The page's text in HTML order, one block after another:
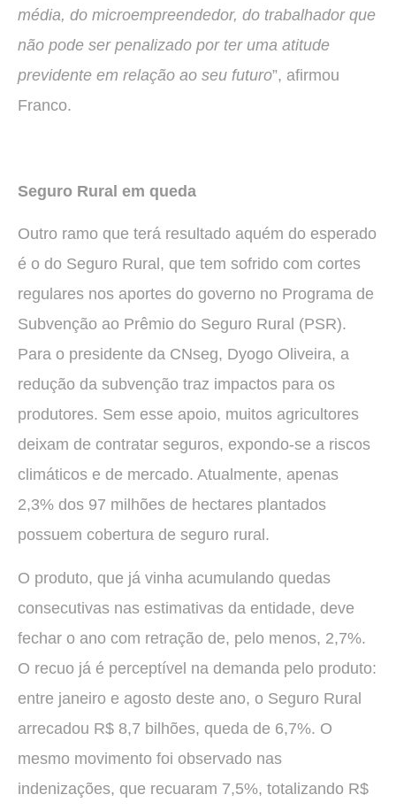
média, do microempreendedor, do trabalhador que
não pode ser penalizado por ter uma atitude
previdente em relação ao seu futuro”, afirmou
Franco.
Seguro Rural em queda
Outro ramo que terá resultado aquém do esperado
é o do Seguro Rural, que tem sofrido com cortes
regulares nos aportes do governo no Programa de
Subvenção ao Prêmio do Seguro Rural (PSR).
Para o presidente da CNseg, Dyogo Oliveira, a
redução da subvenção traz impactos para os
produtores. Sem esse apoio, muitos agricultores
deixam de contratar seguros, expondo-se a riscos
climáticos e de mercado. Atualmente, apenas
2,3% dos 97 milhões de hectares plantados
possuem cobertura de seguro rural.
O produto, que já vinha acumulando quedas
consecutivas nas estimativas da entidade, deve
fechar o ano com retração de, pelo menos, 2,7%.
O recuo já é perceptível na demanda pelo produto:
entre janeiro e agosto deste ano, o Seguro Rural
arrecadou R$ 8,7 bilhões, queda de 6,7%. O
mesmo movimento foi observado nas
indenizações, que recuaram 7,5%, totalizando R$